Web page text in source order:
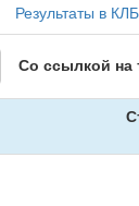
Результаты в
Со ссылкой на